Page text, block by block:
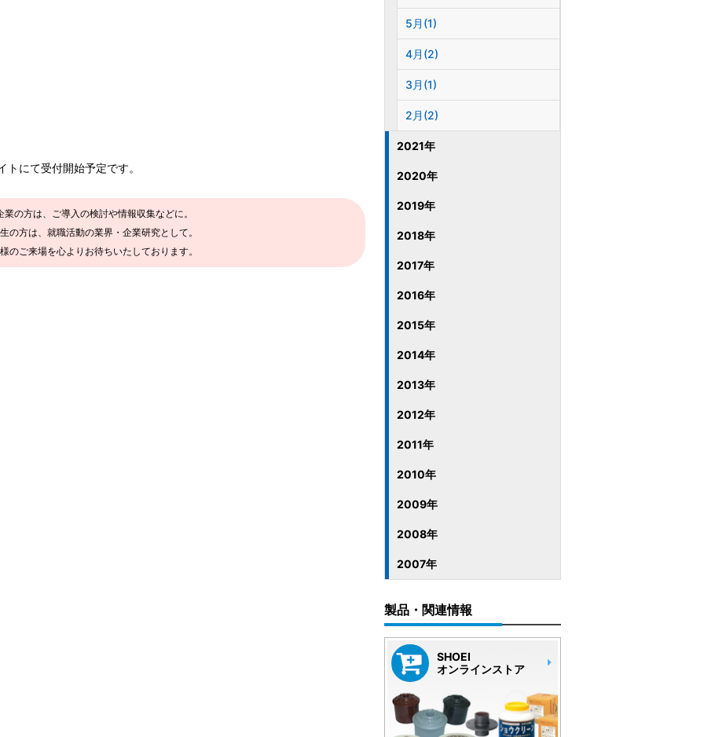
にて受付開始予定です。
業の方は、ご導入の検討や情報収集などに。
の方は、就職活動の業界・企業研究として。
のご来場を心よりお待ちいたしております。
5月(1)
4月(2)
3月(1)
2月(2)
2021年
2020年
2019年
2018年
2017年
2016年
2015年
2014年
2013年
2012年
2011年
2010年
2009年
2008年
2007年
製品・関連情報
SHOEI
オンラインストア